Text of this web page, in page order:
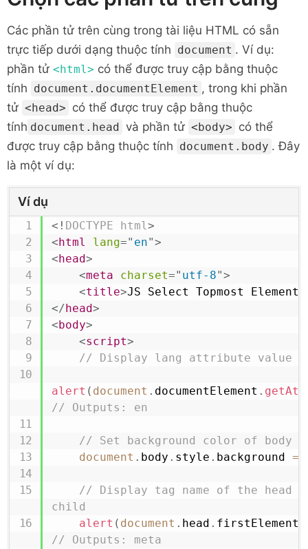
Các phần tử trên cùng trong tài liệu HTML có sẵn
trực tiếp dưới dạng thuộc tính document . Ví dụ:
phần tử <html> có thể được truy cập bằng thuộc
tính document.documentElement , trong khi phần
tử <head> có thể được truy cập bằng thuộc
tính document.head và phần tử <body> có thể
được truy cập bằng thuộc tính document.body . Đây
là một ví dụ:
Ví dụ
<! DOCTYPE html>
<html lang=" en">
<head>
<meta charset=" utf-8">
<title>JS Select Topmost Elements
</head>
<body>
<script>
// Display lang attribute value
alert ( document . documentElement .
// Outputs: en
// Set background color of body
document . body . style . background =
// Display tag name of the head
child
alert ( document . head .
// Outputs: meta